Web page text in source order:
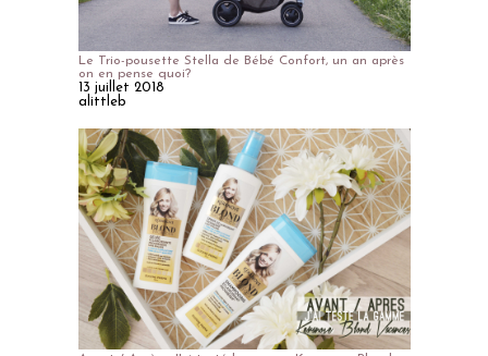
Le Trio-pousette Stella de Bébé Confort, un an après
on en pense quoi?
13 juillet 2018
alittleb